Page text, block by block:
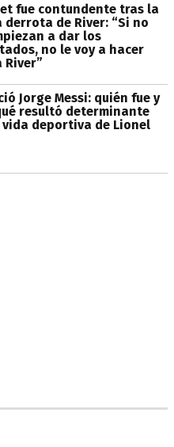
fue contundente tras la
derrota de River: “Si no
a dar los
no le voy a hacer
River”
Jorge Messi: quién fue y
resultó determinante
vida deportiva de Lionel